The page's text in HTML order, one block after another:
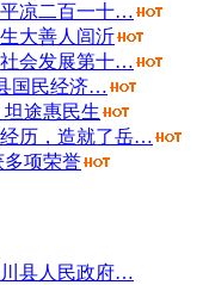
凉二百一十…
大善人闾沂
会发展第十…
国民经济…
途惠民生
历，造就了岳…
多项荣誉
县人民政府…